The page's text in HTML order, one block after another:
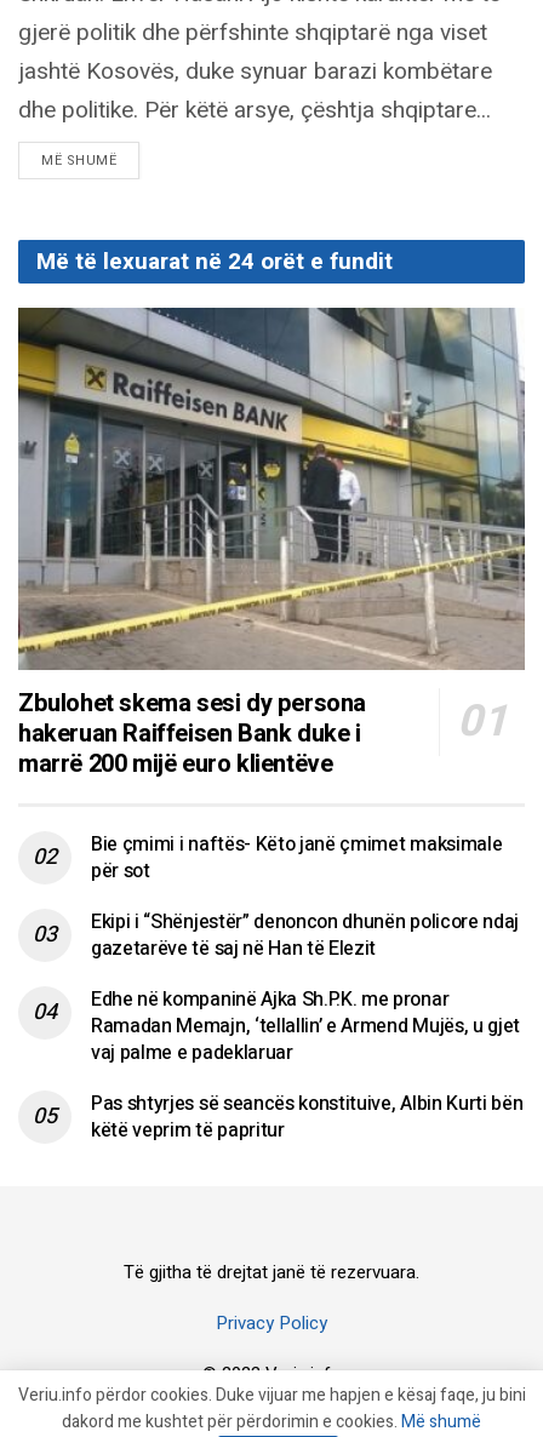
gjerë politik dhe përfshinte shqiptarë nga viset
jashtë Kosovës, duke synuar barazi kombëtare
dhe politike. Për këtë arsye, çështja shqiptare...
MË SHUMËDETAILS
Më të lexuarat në 24 orët e fundit
Zbulohet skema sesi dy persona
hakeruan Raiffeisen Bank duke i
marrë 200 mijë euro klientëve
Bie çmimi i naftës- Këto janë çmimet maksimale
për sot
Ekipi i “Shënjestër” denoncon dhunën policore ndaj
gazetarëve të saj në Han të Elezit
Edhe në kompaninë Ajka Sh.P.K. me pronar
Ramadan Memajn, ‘tellallin’ e Armend Mujës, u gjet
vaj palme e padeklaruar
Pas shtyrjes së seancës konstituive, Albin Kurti bën
këtë veprim të papritur
Të gjitha të drejtat janë të rezervuara.
Privacy Policy
© 2023 Veriu.info
Veriu.info përdor cookies. Duke vijuar me hapjen e kësaj faqe, ju bini
dakord me kushtet për përdorimin e cookies.Më shumë